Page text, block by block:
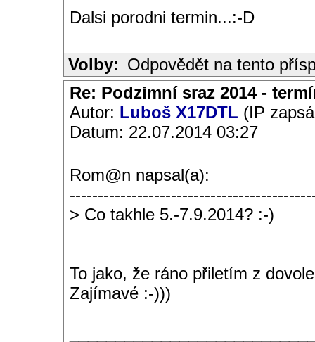
Dalsi porodni termin...:-D
Volby: Odpovědět na tento
Re: Podzimní sraz 2014 -
Autor: Luboš X17DTL (IP
Datum: 22.07.2014 03:27
Rom@n napsal(a):
> Co takhle 5.-7.9.2014? :-)
To jako, že ráno přiletím z
Zajímavé :-)))